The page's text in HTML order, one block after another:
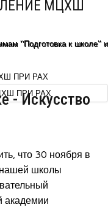
МЦХШ
"Подготовка к школе" и
- Искусство
что 30 ноября в
школы
академии